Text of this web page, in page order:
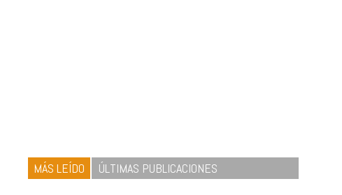
MÁS LEÍDO ÚLTIMAS PUBLICACIONES